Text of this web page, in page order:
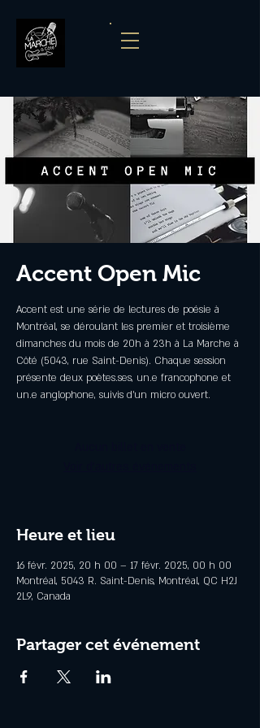
Accent Open Mic
Accent est une série de lectures de poésie à
Montréal, se déroulant les premier et troisième
dimanches du mois de 20h à 23h à La Marche à
Côté (5043, rue Saint-Denis). Chaque session
présente deux poètes.ses, un.e francophone et
un.e anglophone, suivis d’un micro ouvert.
Heure et lieu
16 févr. 2025, 20 h 00 – 17 févr. 2025, 00 h 00
Montréal, 5043 R. Saint-Denis, Montréal, QC H2J
2L9, Canada
Partager cet événement